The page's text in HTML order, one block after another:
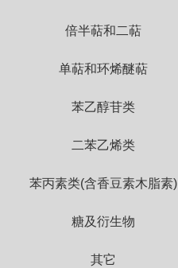
倍半萜和二萜
单萜和环烯醚萜
苯乙醇苷类
二苯乙烯类
苯丙素类(含香豆素木脂素)
糖及衍生物
其它